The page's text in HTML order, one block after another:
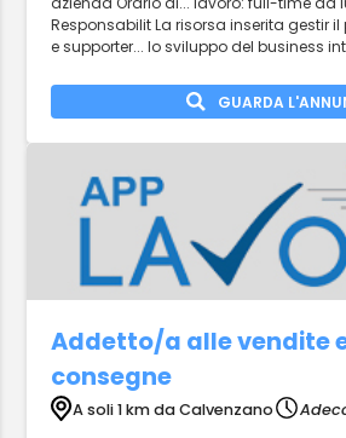
Responsabilit La risorsa inserita gestir
e supporter... lo sviluppo del business
GUARDA
Addetto/a alle vendite
consegne
A soli 1 km da Calvenzano